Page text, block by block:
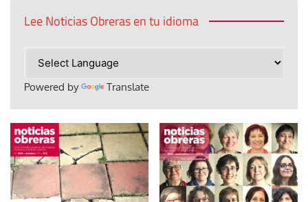
Lee Noticias Obreras en tu idioma
Powered by Translate